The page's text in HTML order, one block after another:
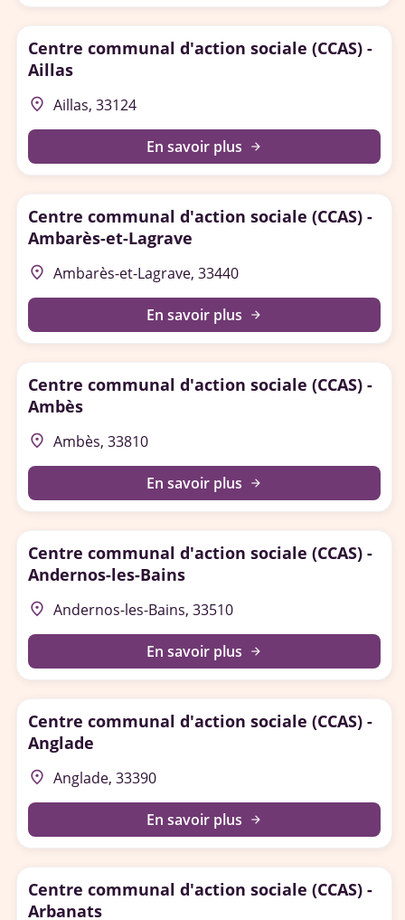
Centre communal d'action sociale (CCAS) -
Aillas
place Aillas, 33124
En savoir plus arrow_forward
Centre communal d'action sociale (CCAS) -
Ambarès-et-Lagrave
place Ambarès-et-Lagrave, 33440
En savoir plus arrow_forward
Centre communal d'action sociale (CCAS) -
Ambès
place Ambès, 33810
En savoir plus arrow_forward
Centre communal d'action sociale (CCAS) -
Andernos-les-Bains
place Andernos-les-Bains, 33510
En savoir plus arrow_forward
Centre communal d'action sociale (CCAS) -
Anglade
place Anglade, 33390
En savoir plus arrow_forward
Centre communal d'action sociale (CCAS) -
Arbanats